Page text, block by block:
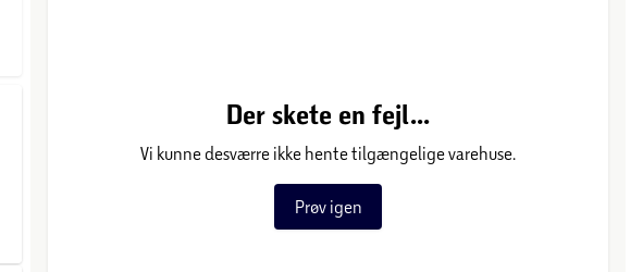
Der skete en fejl...
Vi kunne desværre ikke hente tilgængelige varehuse.
Prøv igen